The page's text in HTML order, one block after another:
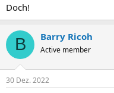
Doch!
B Barry Ricoh
Active member
30 Dez. 2022